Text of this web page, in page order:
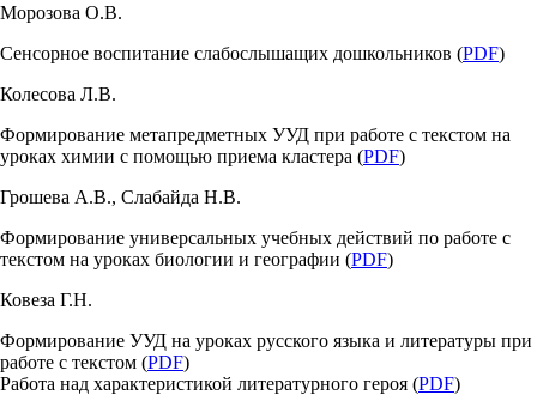
Морозова О.В.
Сенсорное воспитание слабослышащих дошкольников (PDF)
Колесова Л.В.
Формирование метапредметных УУД при работе с текстом на
уроках химии с помощью приема кластера (PDF)
Грошева А.В., Слабайда Н.В.
Формирование универсальных учебных действий по работе с
текстом на уроках биологии и географии (PDF)
Ковеза Г.Н.
Формирование УУД на уроках русского языка и литературы при
работе с текстом (PDF)
Работа над характеристикой литературного героя (PDF)